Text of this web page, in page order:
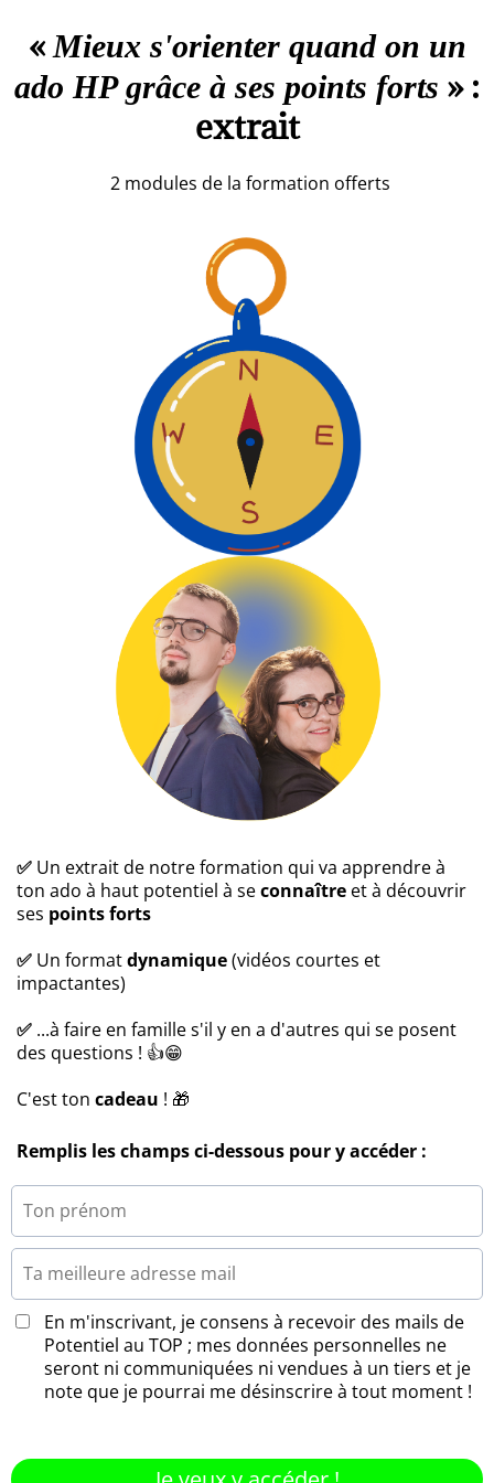
«Mieux s'orienter quand on un
ado HP grâce à ses points forts » :
extrait
2 modules de la formation offerts
✅ Un extrait de notre formation qui va apprendre à
ton ado à haut potentiel à seconnaître et à découvrir
ses points forts
✅ Un formatdynamique(vidéos courtes et
impactantes)
✅ ...à faire en famille s'il y en a d'autres qui se posent
des questions ! 👍😁
C'est ton cadeau ! 🎁
Remplis les champs ci-dessous pour y accéder :
En m'inscrivant, je consens à recevoir des mails de
Potentiel au TOP ; mes données personnelles ne
seront ni communiquées ni vendues à un tiers et je
note que je pourrai me désinscrire à tout moment !